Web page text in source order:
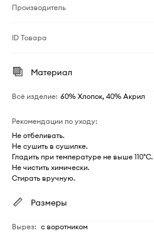
Производитель
ID Товара
Материал
Всё изделие: 60% Хлопок, 40% Акрил
Рекомендации по уходу:
Не отбеливать.
Не сушить в сушилке.
Гладить при температуре не выше 110°C.
Не чистить химически.
Стирать вручную.
Размеры
Вырез: с воротником